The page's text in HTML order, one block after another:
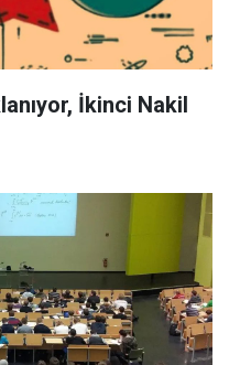
İkinci Nakil